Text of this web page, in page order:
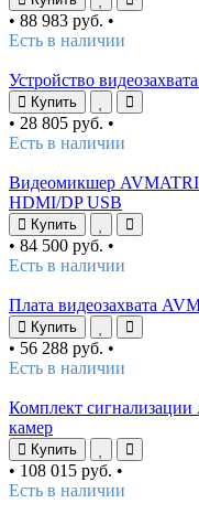
• 88 983 руб. •
Есть в наличии
Устройство
Купить
• 28 805 руб. •
Есть в наличии
Видеомикшер
HDMI/DP USB
Купить
• 84 500 руб. •
Есть в наличии
Плата видеозахвата
Купить
• 56 288 руб. •
Есть в наличии
Комплект
камер
Купить
• 108 015 руб. •
Есть в наличии